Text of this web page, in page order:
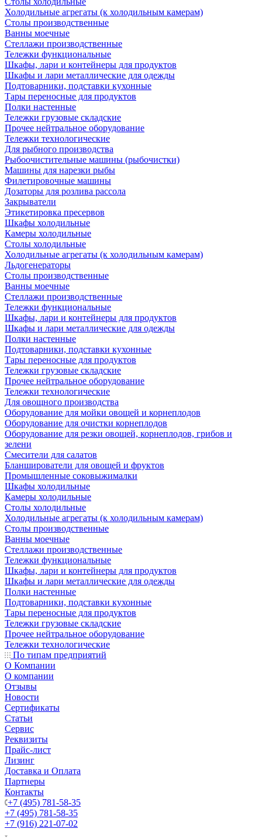
Холодильные агрегаты (к холодильным камерам)
Столы производственные
Ванны моечные
Стеллажи производственные
Тележки функциональные
Шкафы, лари и контейнеры для продуктов
Шкафы и лари металлические для одежды
Подтоварники, подставки кухонные
Тары переносные для продуктов
Полки настенные
Тележки грузовые складские
Прочее нейтральное оборудование
Тележки технологические
Для рыбного производства
Рыбоочистительные машины (рыбочистки)
Машины для нарезки рыбы
Филетировочные машины
Дозаторы для розлива рассола
Закрыватели
Этикетировка пресервов
Шкафы холодильные
Камеры холодильные
Столы холодильные
Холодильные агрегаты (к холодильным камерам)
Льдогенераторы
Столы производственные
Ванны моечные
Стеллажи производственные
Тележки функциональные
Шкафы, лари и контейнеры для продуктов
Шкафы и лари металлические для одежды
Полки настенные
Подтоварники, подставки кухонные
Тары переносные для продуктов
Тележки грузовые складские
Прочее нейтральное оборудование
Тележки технологические
Для овощного производства
Оборудование для мойки овощей и корнеплодов
Оборудование для очистки корнеплодов
Оборудование для резки овощей, корнеплодов, грибов и
зелени
Смесители для салатов
Бланширователи для овощей и фруктов
Промышленные соковыжималки
Шкафы холодильные
Камеры холодильные
Столы холодильные
Холодильные агрегаты (к холодильным камерам)
Столы производственные
Ванны моечные
Стеллажи производственные
Тележки функциональные
Шкафы, лари и контейнеры для продуктов
Шкафы и лари металлические для одежды
Полки настенные
Подтоварники, подставки кухонные
Тары переносные для продуктов
Тележки грузовые складские
Прочее нейтральное оборудование
Тележки технологические
По типам предприятий
О Компании
О компании
Отзывы
Новости
Сертификаты
Статьи
Сервис
Реквизиты
Прайс-лист
Лизинг
Доставка и Оплата
Партнеры
Контакты
+7 (495) 781-58-35
+7 (495) 781-58-35
+7 (916) 221-07-02